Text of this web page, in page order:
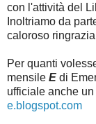
con l'attività del
Inoltriamo da
caloroso
Per quanti
mensile E di
ufficiale anche
e.blogspot.com